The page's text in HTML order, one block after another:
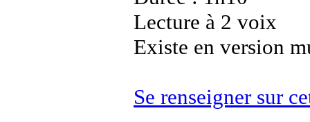
Lecture à 2 voix
Existe en version
Se renseigner sur